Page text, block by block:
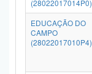
(28022017014P0)
EDUCAÇÃO DO
CAMPO
(28022017010P4)